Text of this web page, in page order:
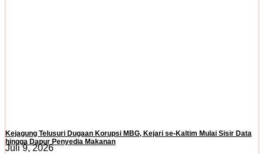
Kejagung Telusuri Dugaan Korupsi MBG, Kejari se-Kaltim Mulai Sisir Data
hingga Dapur Penyedia Makanan
Juli 9, 2026